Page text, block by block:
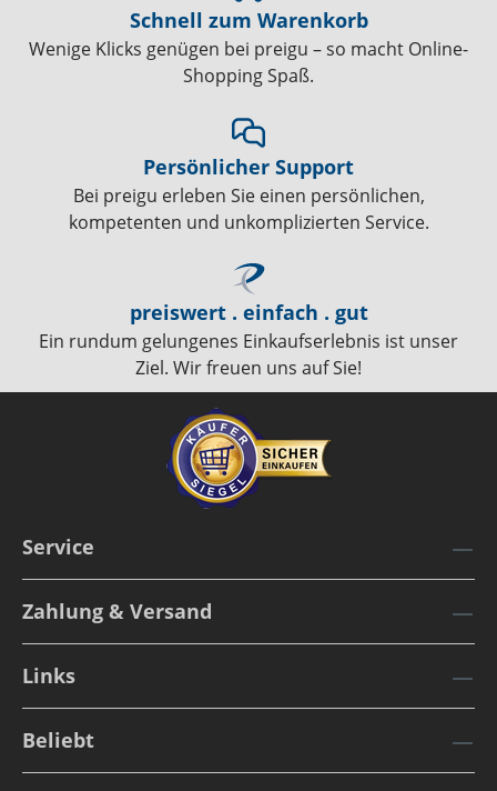
Schnell zum Warenkorb
Wenige Klicks genügen bei preigu – so macht Online-
Shopping Spaß.
Persönlicher Support
Bei preigu erleben Sie einen persönlichen,
kompetenten und unkomplizierten Service.
preiswert . einfach . gut
Ein rundum gelungenes Einkaufserlebnis ist unser
Ziel. Wir freuen uns auf Sie!
Service
Zahlung & Versand
Links
Beliebt